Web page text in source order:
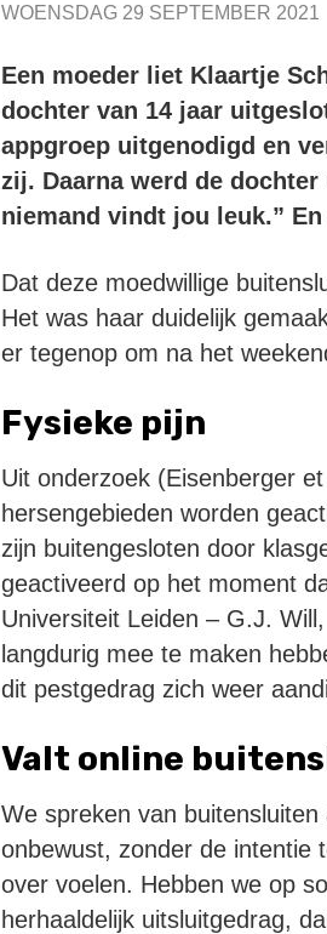
WOENSDAG 29 SEPTEMBER 2021
Een moeder liet Klaartje
dochter van 14 jaar
appgroep uitgenodigd en
zij. Daarna werd de
niemand vindt jou leuk.”
Dat deze moedwillige
Het was haar duidelijk
er tegenop om na het
Fysieke pijn
Uit onderzoek (Eisenberger
hersengebieden worden
zijn buitengesloten door
geactiveerd op het moment
Universiteit Leiden – G.J.
langdurig mee te maken
dit pestgedrag zich weer
Valt online
We spreken van
onbewust, zonder de intentie
over voelen. Hebben we op
herhaaldelijk uitsluitgedrag,